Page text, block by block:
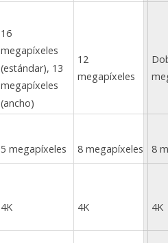
16
megapíxeles
(estándar), 13
megapíxeles
(ancho)
12
megapíxeles
5 megapíxeles 8 megapíxeles 8
4K 4K 4K